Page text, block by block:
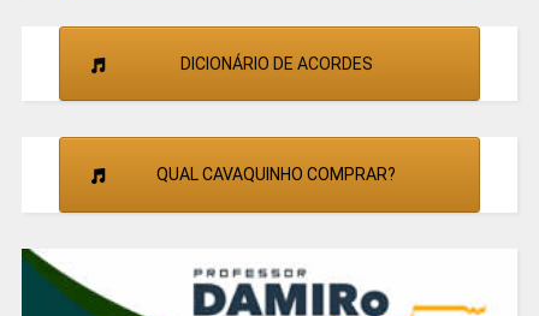
DICIONÁRIO DE ACORDES
QUAL CAVAQUINHO COMPRAR?